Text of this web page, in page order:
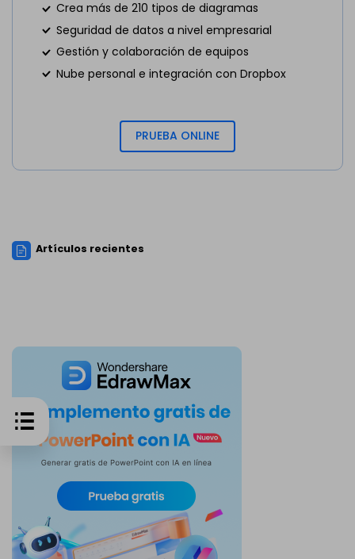
Crea más de 210 tipos de diagramas
Seguridad de datos a nivel empresarial
Gestión y colaboración de equipos
Nube personal e integración con Dropbox
PRUEBA ONLINE
Artículos recientes